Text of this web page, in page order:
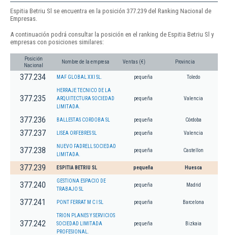
Espitia Betriu Sl se encuentra en la posición 377.239 del Ranking Nacional de
Empresas.
A continuación podrá consultar la posición en el ranking de Espitia Betriu Sl y
empresas con posiciones similares:
Posición
Nacional
Nombre de la empresa Ventas (€) Provincia
377.234 MAF GLOBAL XXI SL. pequeña Toledo
377.235
HERRAJE TECNICO DE LA
ARQUITECTURA SOCIEDAD
LIMITADA.
pequeña Valencia
377.236 BALLESTAS CORDOBA SL pequeña Córdoba
377.237 LISEA ORFEBRES SL pequeña Valencia
377.238
NUEVO FADRELL SOCIEDAD
LIMITADA.
pequeña Castellon
377.239 ESPITIA BETRIU SL pequeña Huesca
377.240
GESTIONA ESPACIO DE
TRABAJO SL
pequeña Madrid
377.241 PONT FERRAT M C I SL pequeña Barcelona
377.242
TRION PLANES Y SERVICIOS
SOCIEDAD LIMITADA
PROFESIONAL.
pequeña Bizkaia